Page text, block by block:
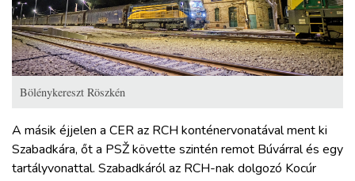
Bölénykereszt Röszkén
A másik éjjelen a CER az RCH konténervonatával ment ki
Szabadkára, őt a PSŽ követte szintén remot Búvárral és egy
tartályvonattal. Szabadkáról az RCH-nak dolgozó Kocúr